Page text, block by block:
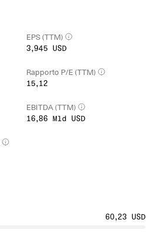
EPS (TTM)
3,945 USD
Rapporto P/E (TTM)
15,12
EBITDA (TTM)
16,86 Mld USD
60,23 USD